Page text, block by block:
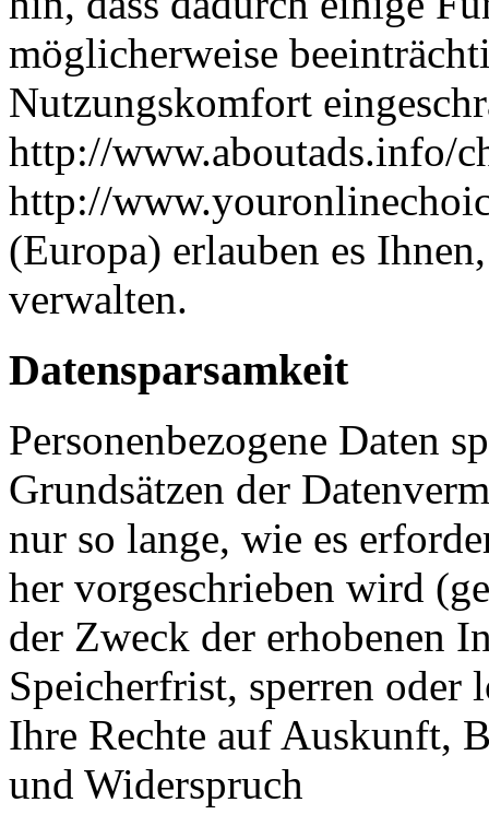
möglicherweise
Nutzungskomfort
http://www.aboutads.info/
http://
(Europa) erlauben es
verwalten.
Datensparsamkeit
Personenbezogene Daten
Grundsätzen der
nur so lange, wie es
her vorgeschrieben wird
der Zweck der erhobenen
Speicherfrist, sperren oder
Ihre Rechte auf Auskunft,
und Widerspruch